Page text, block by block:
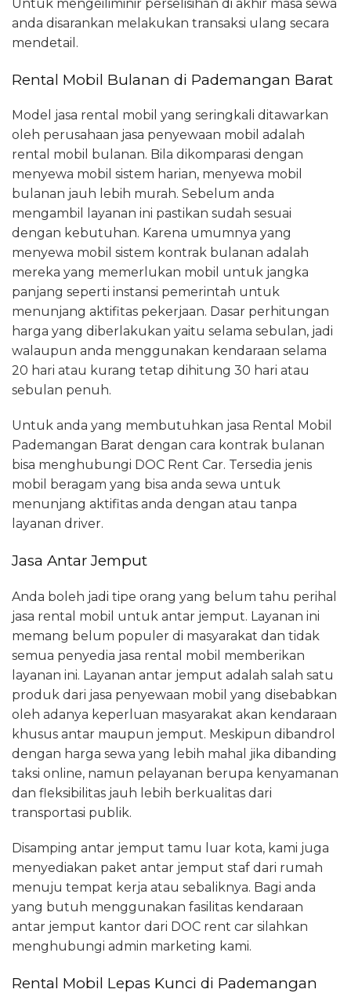
Untuk mengeiliminir perselisihan di akhir masa sewa
anda disarankan melakukan transaksi ulang secara
mendetail.
Rental Mobil Bulanan di Pademangan Barat
Model jasa rental mobil yang seringkali ditawarkan
oleh perusahaan jasa penyewaan mobil adalah
rental mobil bulanan. Bila dikomparasi dengan
menyewa mobil sistem harian, menyewa mobil
bulanan jauh lebih murah. Sebelum anda
mengambil layanan ini pastikan sudah sesuai
dengan kebutuhan. Karena umumnya yang
menyewa mobil sistem kontrak bulanan adalah
mereka yang memerlukan mobil untuk jangka
panjang seperti instansi pemerintah untuk
menunjang aktifitas pekerjaan. Dasar perhitungan
harga yang diberlakukan yaitu selama sebulan, jadi
walaupun anda menggunakan kendaraan selama
20 hari atau kurang tetap dihitung 30 hari atau
sebulan penuh.
Untuk anda yang membutuhkan jasa Rental Mobil
Pademangan Barat dengan cara kontrak bulanan
bisa menghubungi DOC Rent Car. Tersedia jenis
mobil beragam yang bisa anda sewa untuk
menunjang aktifitas anda dengan atau tanpa
layanan driver.
Jasa Antar Jemput
Anda boleh jadi tipe orang yang belum tahu perihal
jasa rental mobil untuk antar jemput. Layanan ini
memang belum populer di masyarakat dan tidak
semua penyedia jasa rental mobil memberikan
layanan ini. Layanan antar jemput adalah salah satu
produk dari jasa penyewaan mobil yang disebabkan
oleh adanya keperluan masyarakat akan kendaraan
khusus antar maupun jemput. Meskipun dibandrol
dengan harga sewa yang lebih mahal jika dibanding
taksi online, namun pelayanan berupa kenyamanan
dan fleksibilitas jauh lebih berkualitas dari
transportasi publik.
Disamping antar jemput tamu luar kota, kami juga
menyediakan paket antar jemput staf dari rumah
menuju tempat kerja atau sebaliknya. Bagi anda
yang butuh menggunakan fasilitas kendaraan
antar jemput kantor dari DOC rent car silahkan
menghubungi admin marketing kami.
Rental Mobil Lepas Kunci di Pademangan